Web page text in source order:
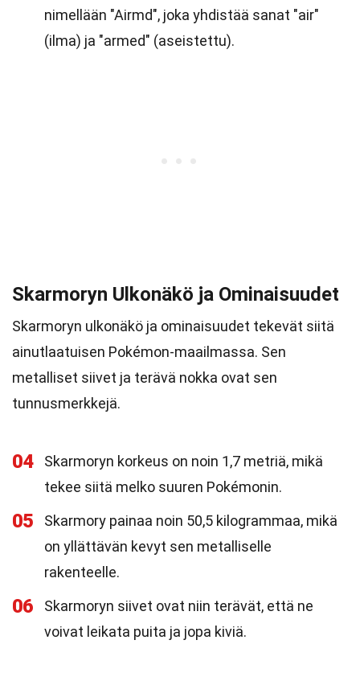
nimellään "Airmd", joka yhdistää sanat "air"
(ilma) ja "armed" (aseistettu).
Skarmoryn Ulkonäkö ja Ominaisuudet
Skarmoryn ulkonäkö ja ominaisuudet tekevät siitä
ainutlaatuisen Pokémon-maailmassa. Sen
metalliset siivet ja terävä nokka ovat sen
tunnusmerkkejä.
04
Skarmoryn korkeus on noin 1,7 metriä, mikä
tekee siitä melko suuren Pokémonin.
05
Skarmory painaa noin 50,5 kilogrammaa, mikä
on yllättävän kevyt sen metalliselle
rakenteelle.
06
Skarmoryn siivet ovat niin terävät, että ne
voivat leikata puita ja jopa kiviä.